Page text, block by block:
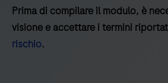
per
il
monitoraggio
Prima di compilare il modulo, è
visione e accettare i termini
rischio.